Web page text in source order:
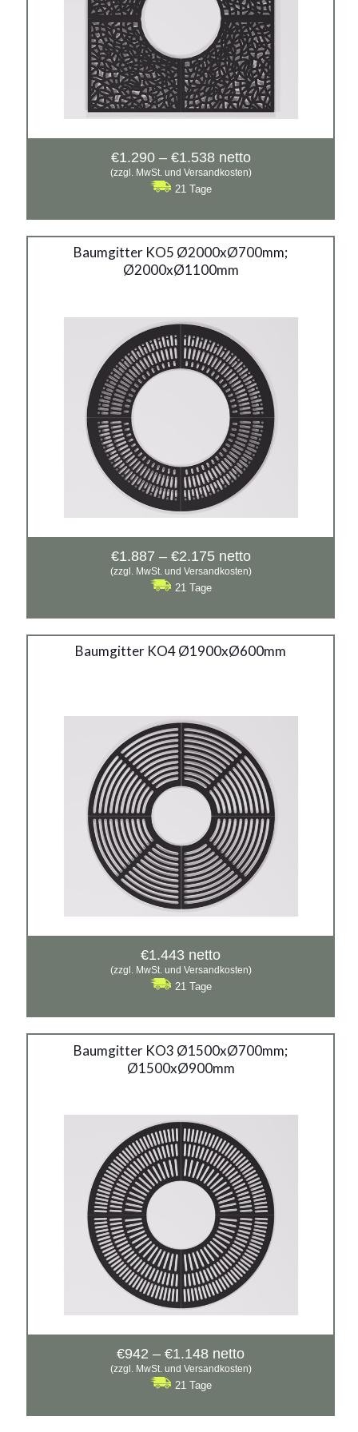
€1.290 – €1.538Preisspanne:
€1.290
netto
(zzgl. MwSt. und Versandkosten)
21 Tage
Baumgitter KO5 Ø2000xØ700mm;
Ø2000xØ1100mm
Baumgitter KO5
2000 x 1100mm
Material:
Gusseisen
€1.887 – €2.175Preisspanne:
€1.887
netto
(zzgl. MwSt. und Versandkosten)
21 Tage
Baumgitter KO4 Ø1900xØ600mm
Baumgitter KO4
Material:
Gusseisen
€1.443 netto
(zzgl. MwSt. und Versandkosten)
21 Tage
Baumgitter KO3 Ø1500xØ700mm;
Ø1500xØ900mm
Baumgitter KO3
1500 x 900mm
Material:
Gusseisen
€942 – €1.148Preisspanne:
€942
bis
netto
(zzgl. MwSt. und Versandkosten)
21 Tage